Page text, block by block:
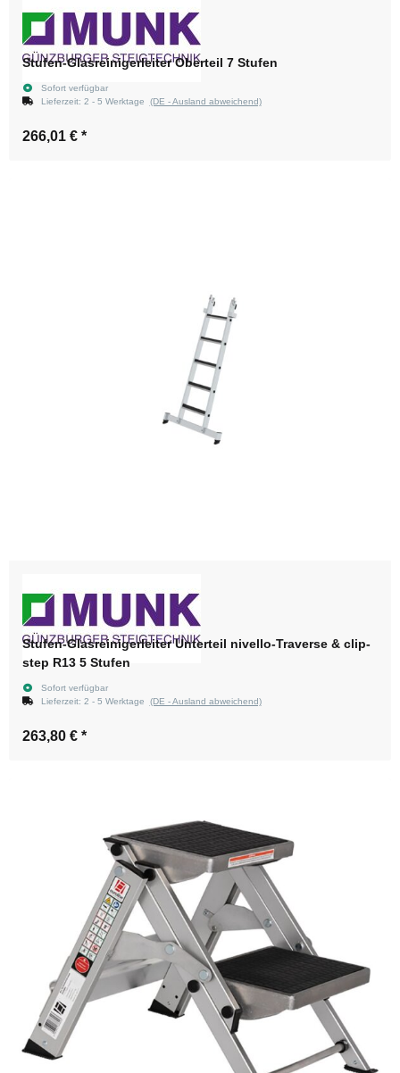
Stufen-Glasreinigerleiter Oberteil 7 Stufen
Sofort verfügbar
Lieferzeit: 2 - 5 Werktage (DE - Ausland abweichend)
266,01 € *
Stufen-Glasreinigerleiter Unterteil nivello-Traverse & clip-
step R13 5 Stufen
Sofort verfügbar
Lieferzeit: 2 - 5 Werktage (DE - Ausland abweichend)
263,80 € *